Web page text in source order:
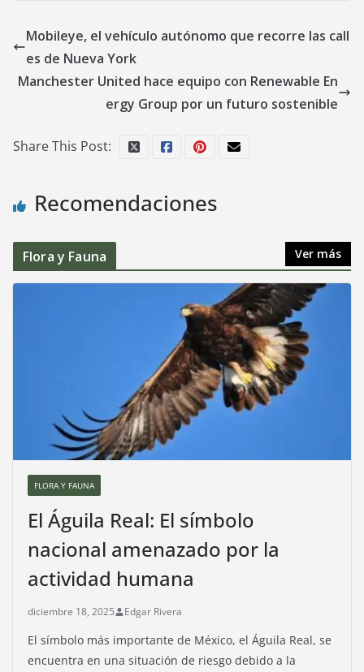
Mobileye, el vehículo autónomo que recorre las call
es de Nueva York
Manchester United hace equipo con Renewable En
ergy Group por un futuro sostenible
Share This Post:
Recomendaciones
Flora y Fauna Ver más
FLORA Y FAUNA
El Águila Real: El símbolo
nacional amenazado por la
actividad humana
diciembre 18, 2025 Edgar Rivera
El símbolo más importante de México, el Águila Real, se
encuentra en una situación de riesgo debido a la